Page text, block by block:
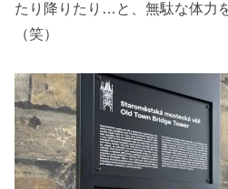
たり降りたり…と、無駄な体力
（笑）